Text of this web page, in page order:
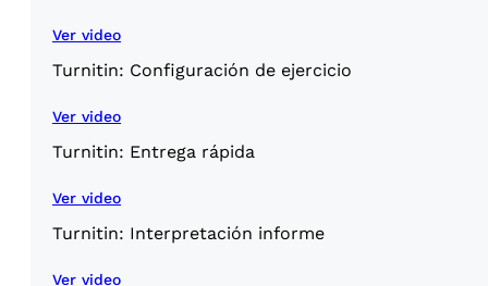
Ver video
Turnitin: Configuración de ejercicio
Ver video
Turnitin: Entrega rápida
Ver video
Turnitin: Interpretación informe
Ver video